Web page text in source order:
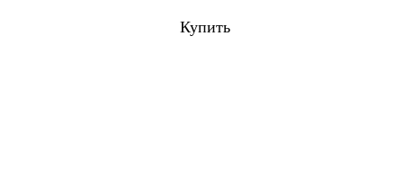
Купить